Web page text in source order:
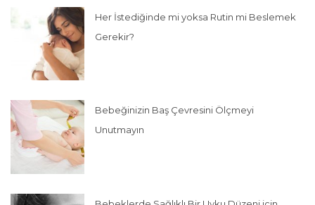
Her İstediğinde mi yoksa Rutin mi Beslemek
Gerekir?
Bebeğinizin Baş Çevresini Ölçmeyi
Unutmayın